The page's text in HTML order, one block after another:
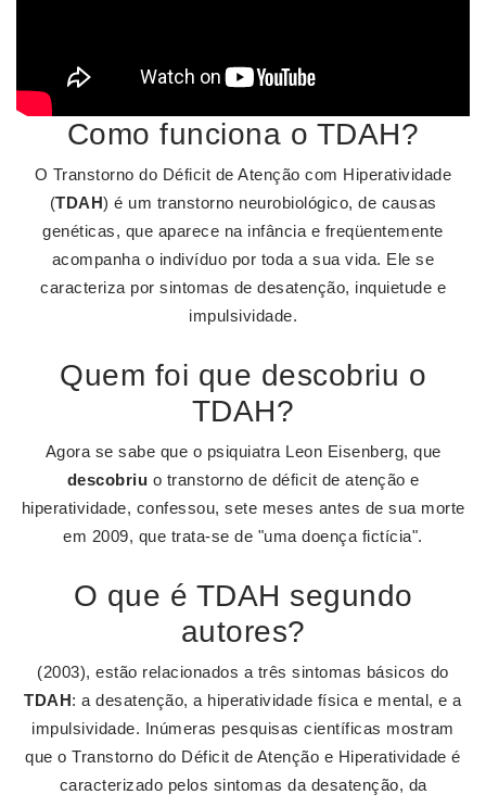
Como funciona o TDAH?
O Transtorno do Déficit de Atenção com Hiperatividade
(TDAH) é um transtorno neurobiológico, de causas
genéticas, que aparece na infância e freqüentemente
acompanha o indivíduo por toda a sua vida. Ele se
caracteriza por sintomas de desatenção, inquietude e
impulsividade.
Quem foi que descobriu o
TDAH?
Agora se sabe que o psiquiatra Leon Eisenberg, que
descobriu o transtorno de déficit de atenção e
hiperatividade, confessou, sete meses antes de sua morte
em 2009, que trata-se de "uma doença fictícia".
O que é TDAH segundo
autores?
(2003), estão relacionados a três sintomas básicos do
TDAH: a desatenção, a hiperatividade física e mental, e a
impulsividade. Inúmeras pesquisas científicas mostram
que o Transtorno do Déficit de Atenção e Hiperatividade é
caracterizado pelos sintomas da desatenção, da